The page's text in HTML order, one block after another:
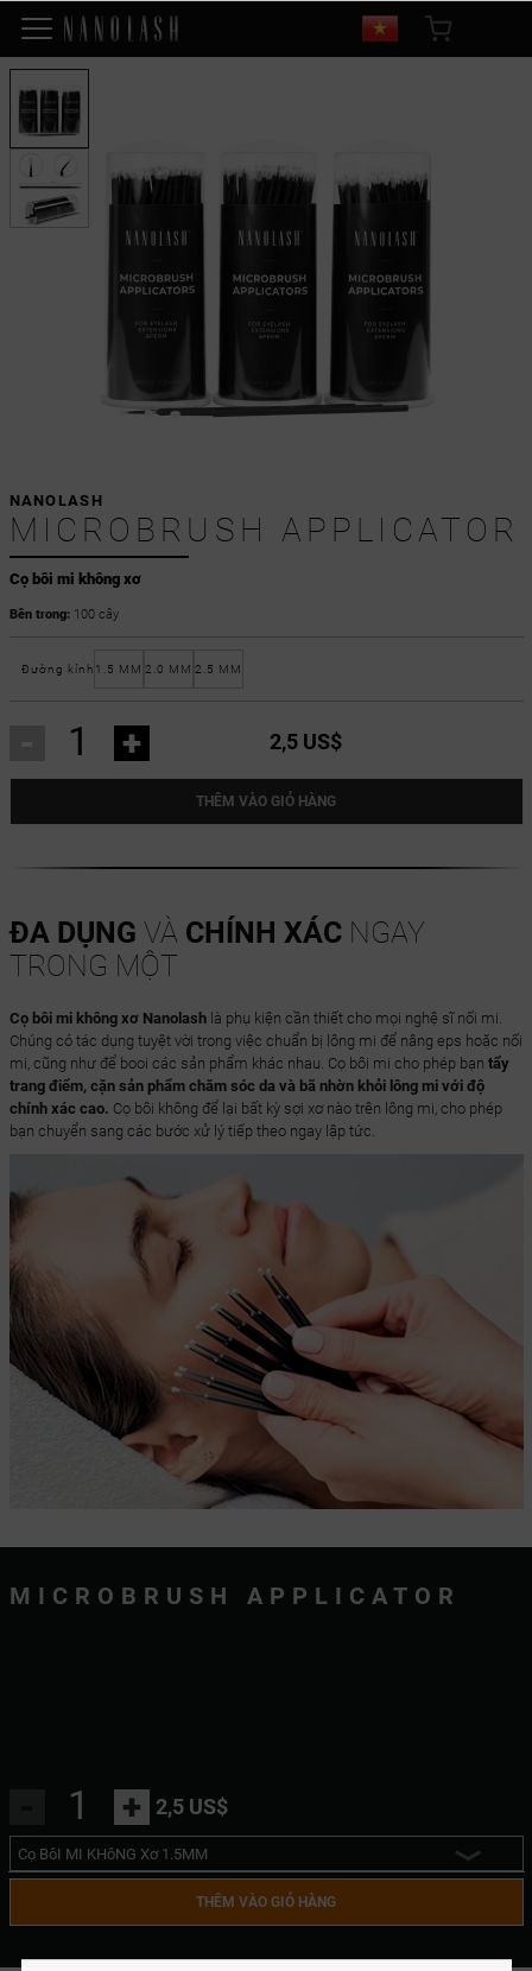
Cọ bôi mi không xơ
NANOLASH
MICROBRUSH APPLICATOR
Bên trong: 100 cây
Đường kính 1.5 MM 2.0 MM 2.5 MM
+ 2,5 US$
THÊM VÀO GIỎ HÀNG
ĐA DỤNG VÀ CHÍNH XÁCNGAY
TRONG MỘT
Cọ bôi mi không xơ Nanolashlà phụ kiện cần thiết cho mọi nghệ sĩ nối mi.
Chúng có tác dụng tuyệt vời trong việc chuẩn bị lông mi để nâng eps hoặc nối
mi, cũng như để booi các sản phẩm khác nhau. Cọ bôi mi cho phép bạn tẩy
trang điểm, cặn sản phẩm chăm sóc da và bã nhờn khỏi lông mi với độ
chính xác cao. Cọ bôi không để lại bất kỳ sợi xơ nào trên lông mi, cho phép
bạn chuyển sang các bước xử lý tiếp theo ngay lập tức.
MICROBRUSH APPLICATOR
+ 2,5 US$
Cọ BôI MI KHôNG Xơ 1.5MM
THÊM VÀO GIỎ HÀNG